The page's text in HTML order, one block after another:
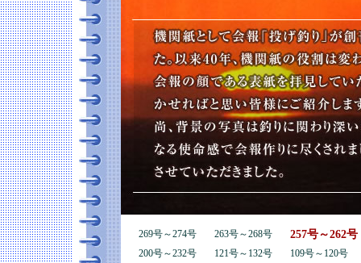
269号～274号 263号～268号 257号～262号
200号～232号 121号～132号
109号～120号